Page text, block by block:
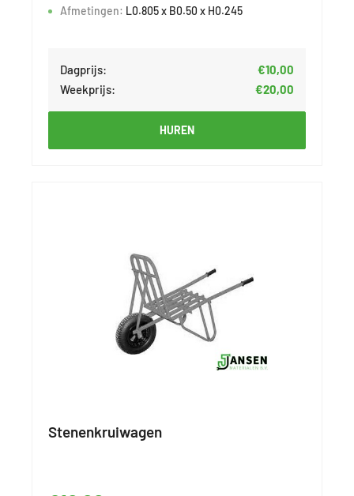
Afmetingen: L0.805 x B0.50 x H0.245
Dagprijs:
€10,00
Weekprijs:
€20,00
HUREN
Stenenkruiwagen